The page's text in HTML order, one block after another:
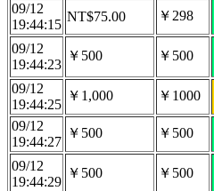
09/12
19:44:15
NT$75.00 ￥298
09/12
19:44:23
￥500 ￥500
09/12
19:44:25
￥1,000 ￥1000
09/12
19:44:27
￥500 ￥500
09/12
19:44:29
￥500 ￥500